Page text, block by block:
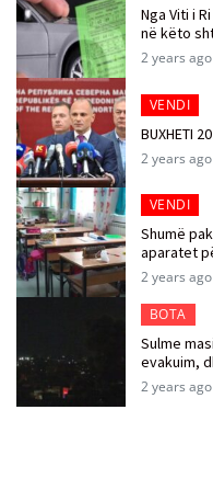
Nga Viti i
në këto
2 years ago
VENDI
BUXHETI
2 years ago
VENDI
Shumë
aparatet
2 years ago
BOTA
Sulme
evakuim,
2 years ago